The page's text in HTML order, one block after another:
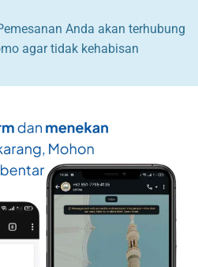
Anda akan terhubung
agar tidak kehabisan